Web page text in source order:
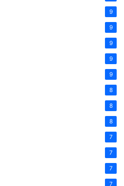
9
9
9
9
9
8
8
8
7
7
7
7